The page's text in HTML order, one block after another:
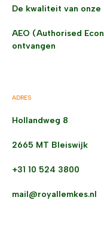
De kwaliteit van
AEO (Authorised
ontvangen
ADRES
Hollandweg 8
2665 MT Bleiswijk
+31 10 524 3800
mail@royallemkes.nl